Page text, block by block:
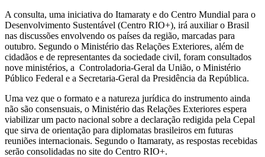
A consulta, uma iniciativa do Itamaraty e do Centro Mundial para o
Desenvolvimento Sustentável (Centro RIO+), irá auxiliar o Brasil
nas discussões envolvendo os países da região, marcadas para
outubro. Segundo o Ministério das Relações Exteriores, além de
cidadãos e de representantes da sociedade civil, foram consultados
nove ministérios, a Controladoria-Geral da União, o Ministério
Público Federal e a Secretaria-Geral da Presidência da República.
Uma vez que o formato e a natureza jurídica do instrumento ainda
não são consensuais, o Ministério das Relações Exteriores espera
viabilizar um pacto nacional sobre a declaração redigida pela Cepal
que sirva de orientação para diplomatas brasileiros em futuras
reuniões internacionais. Segundo o Itamaraty, as respostas recebidas
serão consolidadas no site do Centro RIO+.